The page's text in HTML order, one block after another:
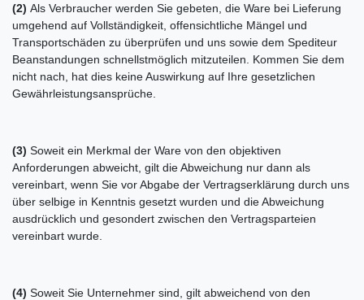
(2) Als Verbraucher werden Sie gebeten, die Ware bei Lieferung
umgehend auf Vollständigkeit, offensichtliche Mängel und
Transportschäden zu überprüfen und uns sowie dem Spediteur
Beanstandungen schnellstmöglich mitzuteilen. Kommen Sie dem
nicht nach, hat dies keine Auswirkung auf Ihre gesetzlichen
Gewährleistungsansprüche.
(3) Soweit ein Merkmal der Ware von den objektiven
Anforderungen abweicht, gilt die Abweichung nur dann als
vereinbart, wenn Sie vor Abgabe der Vertragserklärung durch uns
über selbige in Kenntnis gesetzt wurden und die Abweichung
ausdrücklich und gesondert zwischen den Vertragsparteien
vereinbart wurde.
(4) Soweit Sie Unternehmer sind, gilt abweichend von den